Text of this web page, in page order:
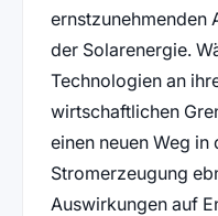
ernstzunehmenden
der Solarenergie.
Technologien an
wirtschaftlichen
einen neuen Weg
Stromerzeugung
Auswirkungen auf